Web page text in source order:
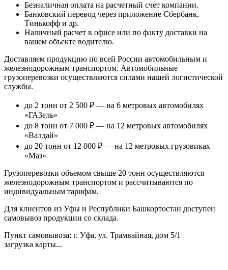
Безналичная оплата на расчетный счет компании.
Банковский перевод через приложение Сбербанк,
Тинькофф и др.
Наличный расчет в офисе или по факту доставки на
вашем объекте водителю.
Доставляем продукцию по всей России автомобильным и
железнодорожным транспортом. Автомобильные
грузоперевозки осуществляются силами нашей логистической
службы.
до 2 тонн от 2 500 ₽ — на 6 метровых автомобилях
«ГАЗель»
до 8 тонн от 7 000 ₽ — на 12 метровых автомобилях
«Валдай»
до 20 тонн от 12 000 ₽ — на 12 метровых грузовиках
«Маз»
Грузоперевозки объемом свыше 20 тонн осуществляются
железнодорожным транспортом и рассчитываются по
индивидуальным тарифам.
Для клиентов из Уфы и Республики Башкортостан доступен
самовывоз продукции со склада.
Пункт самовывоза: г. Уфа, ул. Трамвайная, дом 5/1
загрузка карты...